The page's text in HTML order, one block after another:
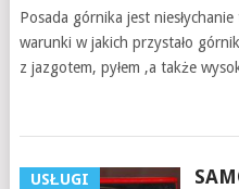
Posada górnika jest
warunki w jakich przystało
z jazgotem, pyłem ,a także
USŁUGI